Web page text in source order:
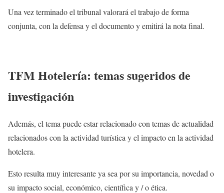
Una vez terminado el tribunal valorará el trabajo de forma
conjunta, con la defensa y el documento y emitirá la nota final.
TFM Hotelería: temas sugeridos de
investigación
Además, el tema puede estar relacionado con temas de actualidad
relacionados con la actividad turística y el impacto en la actividad
hotelera.
Esto resulta muy interesante ya sea por su importancia, novedad o
su impacto social, económico, científica y / o ética.